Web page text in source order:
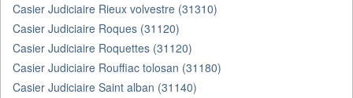
Casier Judiciaire Rieux volvestre (31310)
Casier Judiciaire Roques (31120)
Casier Judiciaire Roquettes (31120)
Casier Judiciaire Rouffiac tolosan (31180)
Casier Judiciaire Saint alban (31140)